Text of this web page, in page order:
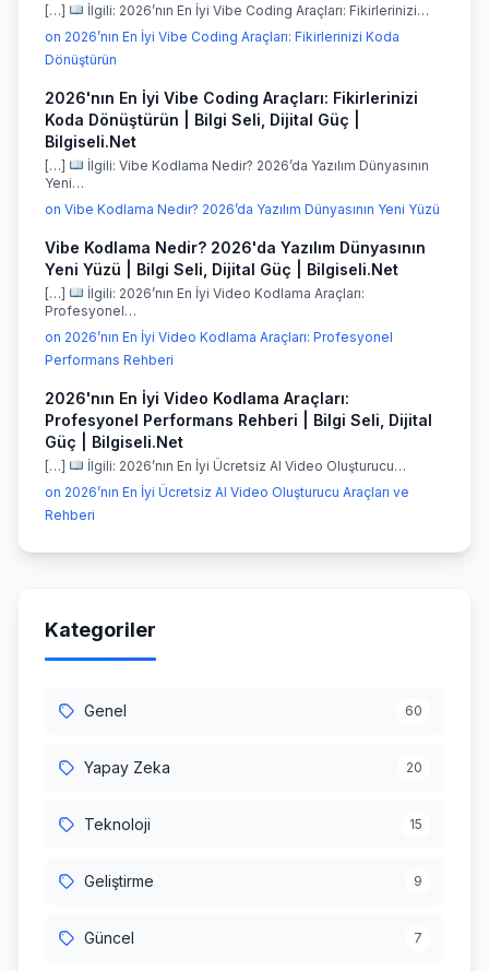
[…]
İlgili: 2026’nın En İyi Vibe Coding Araçları: Fikirlerinizi…
on 2026’nın En İyi Vibe Coding Araçları: Fikirlerinizi Koda
Dönüştürün
2026'nın En İyi Vibe Coding Araçları: Fikirlerinizi
Koda Dönüştürün | Bilgi Seli, Dijital Güç |
Bilgiseli.Net
[…]
İlgili: Vibe Kodlama Nedir? 2026’da Yazılım Dünyasının
Yeni…
on Vibe Kodlama Nedir? 2026’da Yazılım Dünyasının Yeni Yüzü
Vibe Kodlama Nedir? 2026'da Yazılım Dünyasının
Yeni Yüzü | Bilgi Seli, Dijital Güç | Bilgiseli.Net
[…]
İlgili: 2026’nın En İyi Video Kodlama Araçları:
Profesyonel…
on 2026’nın En İyi Video Kodlama Araçları: Profesyonel
Performans Rehberi
2026'nın En İyi Video Kodlama Araçları:
Profesyonel Performans Rehberi | Bilgi Seli, Dijital
Güç | Bilgiseli.Net
[…]
İlgili: 2026’nın En İyi Ücretsiz AI Video Oluşturucu…
on 2026’nın En İyi Ücretsiz AI Video Oluşturucu Araçları ve
Rehberi
Kategoriler
Genel 60
Yapay Zeka 20
Teknoloji 15
Geliştirme 9
Güncel 7